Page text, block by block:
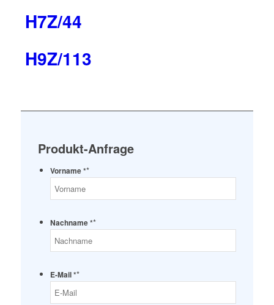
H7Z/44
H9Z/113
Produkt-Anfrage
Vorname **
Nachname **
E-Mail **